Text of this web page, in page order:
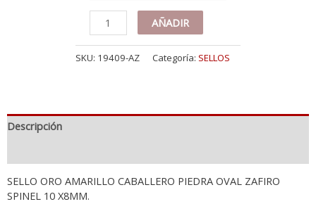
SELLO
ORO
AMARILLO
ZAFIRO
X8
MM
AÑADIR
SKU: 19409-AZ Categoría: SELLOS
Descripción
SELLO ORO AMARILLO CABALLERO PIEDRA OVAL ZAFIRO
SPINEL 10 X8MM.